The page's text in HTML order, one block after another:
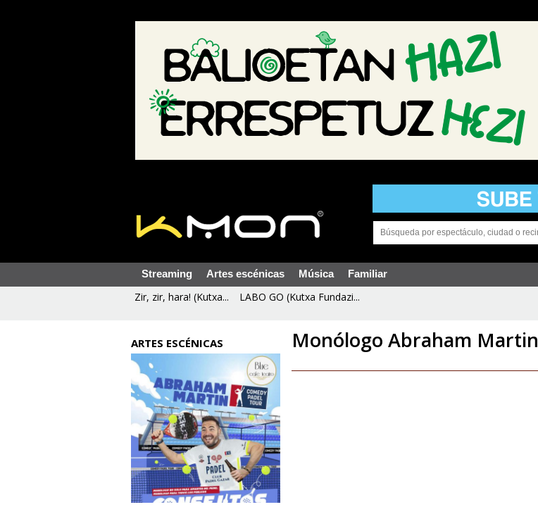
Streaming Artes escénicas Música Familiar
Zir, zir, hara! (Kutxa... LABO GO (Kutxa Fundazi...
ARTES ESCÉNICAS Monólogo Abraham Martin